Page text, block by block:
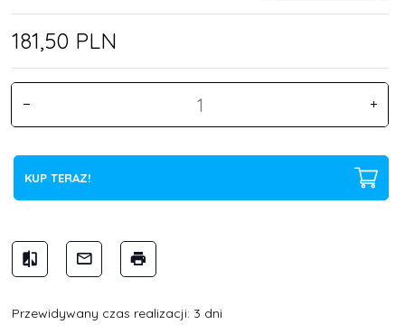
181,50 PLN
KUP TERAZ!
Przewidywany czas realizacji: 3 dni